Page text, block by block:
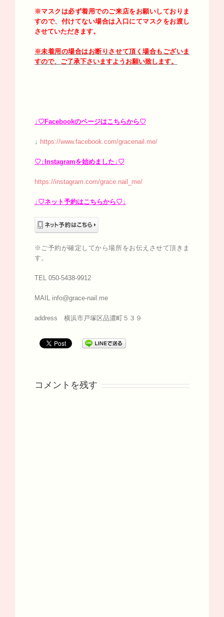
※マスクは必ず着用でのご来店をお願いしておりま
すので、付けてない場合は入口にてマスクをお渡し
させていただきます。
※未着用の場合はお断りさせて頂く場合もございま
すので、ご了承下さいますようお願い致します。
↓♡Facebookのページはこちらから♡
↓ https://www.facebook.com/gracenail.me/
♡↓Instagramを始めました↓♡
https://instagram.com/grace.nail_me/
↓♡ネット予約はこちらから♡↓
※ご予約が確定してから場所をお伝えさせて頂きま
す。
TEL 050-5438-9912
MAIL info@grace-nail.me
address 横浜市戸塚区品濃町５３９
コメントを残す